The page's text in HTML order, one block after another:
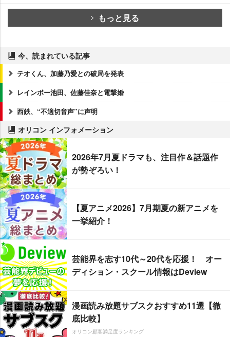
もっと見る
今、読まれている記事
テオくん、加藤乃愛との破局を発表
レインボー池田、佐藤佳奈と電撃婚
西鉄、“不適切音声”に声明
オリコン インフォメーション
2026年7月夏ドラマも、注目作＆話題作
が勢ぞろい！
【夏アニメ2026】7月期夏の新アニメを
一挙紹介！
芸能界を志す10代～20代を応援！ オー
ディション・スクール情報はDeview
漫画読み放題サブスクおすすめ11選【徹
底比較】
オリコン顧客満足度ランキング